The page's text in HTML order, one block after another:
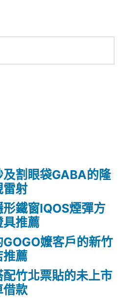
及割眼袋GABA的隆
雷射
鐵窗IQOS煙彈方
具推薦
嬤客戶的新竹
推薦
竹北票貼的未上市
借款